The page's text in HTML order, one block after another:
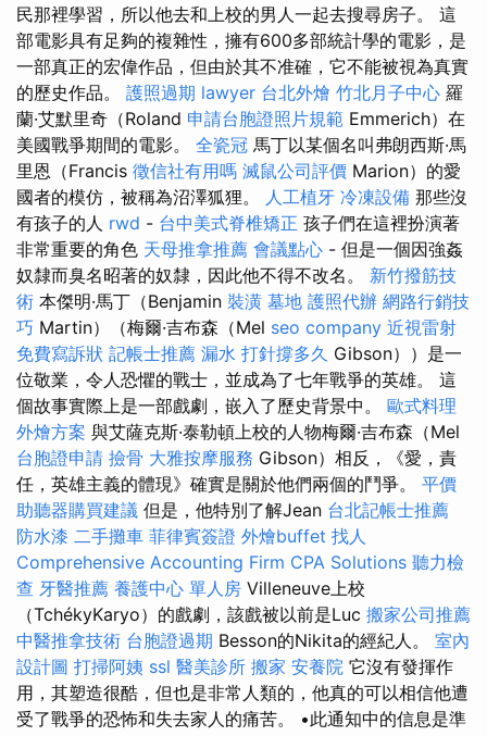
民那裡學習，所以他去和上校的男人一起去搜尋房子。 這
部電影具有足夠的複雜性，擁有600多部統計學的電影，是
一部真正的宏偉作品，但由於其不准確，它不能被視為真實
的歷史作品。 護照過期 lawyer 台北外燴 竹北月子中心 羅
蘭·艾默里奇（Roland 申請台胞證照片規範 Emmerich）在
美國戰爭期間的電影。 全瓷冠 馬丁以某個名叫弗朗西斯·馬
里恩（Francis 徵信社有用嗎 滅鼠公司評價 Marion）的愛
國者的模仿，被稱為沼澤狐狸。 人工植牙 冷凍設備 那些沒
有孩子的人 rwd - 台中美式脊椎矯正 孩子們在這裡扮演著
非常重要的角色 天母推拿推薦 會議點心 - 但是一個因強姦
奴隸而臭名昭著的奴隸，因此他不得不改名。 新竹撥筋技
術 本傑明·馬丁（Benjamin 裝潢 墓地 護照代辦 網路行銷技
巧 Martin）（梅爾·吉布森（Mel seo company 近視雷射
免費寫訴狀 記帳士推薦 漏水 打針撐多久 Gibson））是一
位敬業，令人恐懼的戰士，並成為了七年戰爭的英雄。 這
個故事實際上是一部戲劇，嵌入了歷史背景中。 歐式料理
外燴方案 與艾薩克斯·泰勒頓上校的人物梅爾·吉布森（Mel
台胞證申請 撿骨 大雅按摩服務 Gibson）相反，《愛，責
任，英雄主義的體現》確實是關於他們兩個的鬥爭。 平價
助聽器購買建議 但是，他特別了解Jean 台北記帳士推薦
防水漆 二手攤車 菲律賓簽證 外燴buffet 找人
Comprehensive Accounting Firm CPA Solutions 聽力檢
查 牙醫推薦 養護中心 單人房 Villeneuve上校
（TchékyKaryo）的戲劇，該戲被以前是Luc 搬家公司推薦
中醫推拿技術 台胞證過期 Besson的Nikita的經紀人。 室內
設計圖 打掃阿姨 ssl 醫美診所 搬家 安養院 它沒有發揮作
用，其塑造很酷，但也是非常人類的，他真的可以相信他遭
受了戰爭的恐怖和失去家人的痛苦。 •此通知中的信息是準